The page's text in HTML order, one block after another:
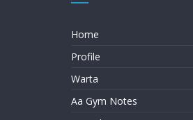
Home
Profile
Warta
Aa Gym Notes